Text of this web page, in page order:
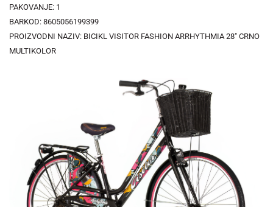
PAKOVANJE: 1
BARKOD: 8605056199399
PROIZVODNI NAZIV: BICIKL VISITOR FASHION ARRHYTHMIA 28" CRNO
MULTIKOLOR